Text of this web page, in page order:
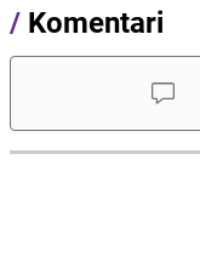
/ Komentari